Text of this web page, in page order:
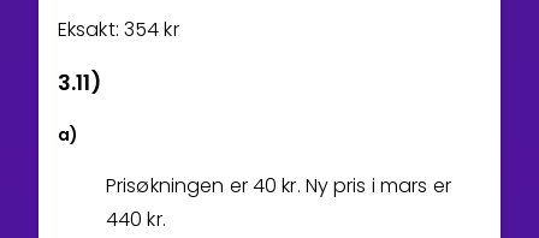
Eksakt: 354kr
3.11)
a)
Prisøkningen er40 kr. Ny pris i mars er
440 kr.